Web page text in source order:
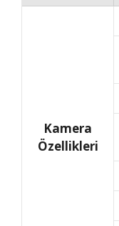
Kamera
Özellikleri